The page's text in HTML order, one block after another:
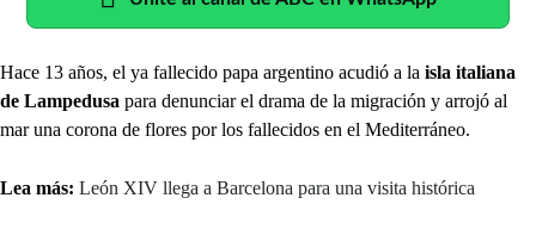
Hace 13 años, el ya fallecido papa argentino acudió a la isla italiana
de Lampedusa para denunciar el drama de la migración y arrojó al
mar una corona de flores por los fallecidos en el Mediterráneo.
Lea más: León XIV llega a Barcelona para una visita histórica